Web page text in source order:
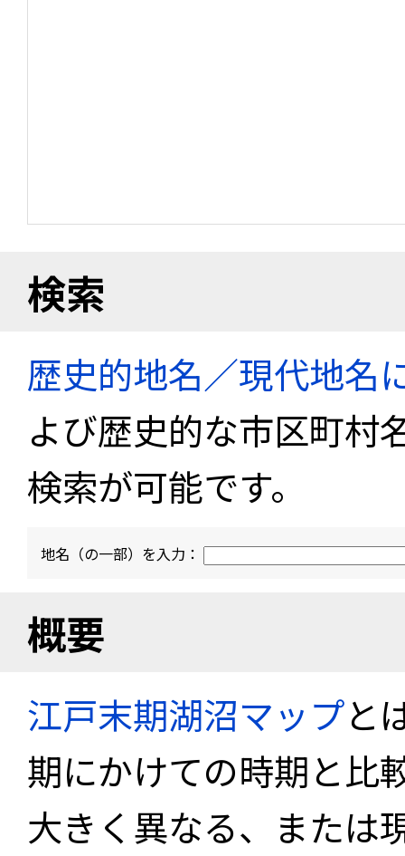
検索
歴史的地名／現代地名
よび歴史的な市区町村
検索が可能です。
地名（の一部）を入力：
概要
江戸末期湖沼マップと
期にかけての時期と比
大きく異なる、または